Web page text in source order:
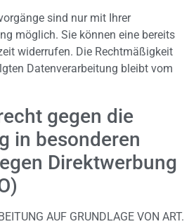
sind nur mit Ihrer
möglich. Sie können eine bereits
widerrufen. Die Rechtmäßigkeit
Datenverarbeitung bleibt vom
gegen die
in besonderen
Direktwerbung
AUF GRUNDLAGE VON ART.